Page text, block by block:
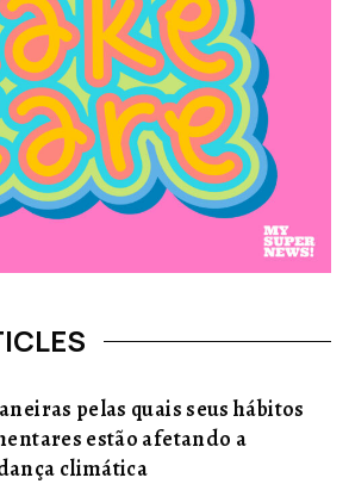
pelas quais seus hábitos
estão afetando a
climática